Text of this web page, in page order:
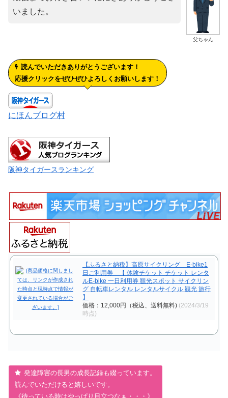
父ちゃん
いました。
読んでいただきありがとうございます！
応援クリックをぜひぜひよろしくお願いします！
にほんブログ村
阪神タイガースランキング
【ふるさと納税】高原サイクリング E-bike1
日ご利用券 【 体験チケット チケット レンタ
ルE-bike 一日利用券 観光スポット サイクリン
グ 自転車レンタル レンタルサイクル 観光 旅行
】
価格：12,000円（税込、送料無料) (2024/3/19
時点)
発達障害の長男の成長記録も綴っています。
読んでいただけると嬉しいです。
《待っている時はやっぱり目立つなぁ・・・》